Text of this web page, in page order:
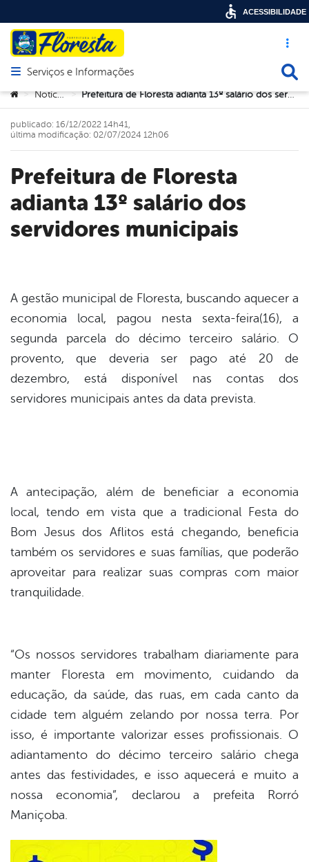
Acesso
Abrir menu principal de navegação
Serviços e Informações
Você está aqui:
> Notícias > Prefeitura de Floresta adianta 13º salário dos servidores municipais
Prefeitura de Floresta
adianta 13º salário dos
servidores municipais
publicado: 16/12/2022 14h41,
última modificação: 02/07/2024 12h06
A gestão municipal de Floresta, buscando aquecer a
economia local, pagou nesta sexta-feira(16), a
segunda parcela do décimo terceiro salário. O
provento, que deveria ser pago até 20 de
dezembro, está disponível nas contas dos
servidores municipais antes da data prevista.
A antecipação, além de beneficiar a economia
local, tendo em vista que a tradicional Festa do
Bom Jesus dos Aflitos está chegando, beneficia
também os servidores e suas famílias, que poderão
aproveitar para realizar suas compras com maior
tranquilidade.
“Os nossos servidores trabalham diariamente para
manter Floresta em movimento, cuidando da
educação, da saúde, das ruas, em cada canto da
cidade tem alguém zelando por nossa terra. Por
isso, é importante valorizar esses profissionais. O
adiantamento do décimo terceiro salário chega
antes das festividades, e isso aquecerá e muito a
nossa economia”, declarou a prefeita Rorró
Maniçoba.
ACESSIBILIDADE